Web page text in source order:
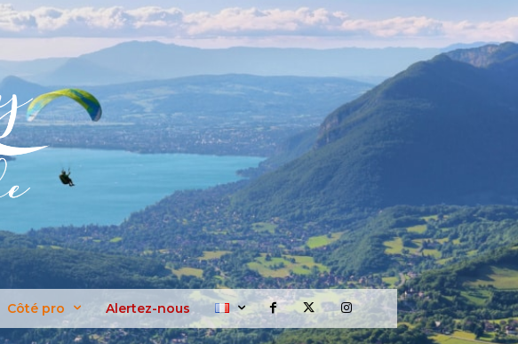
Côté pro Alertez-nous